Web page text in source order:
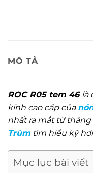
MÔ TẢ
ROC R05 tem 46 là
kính cao cấp của
nhất ra mắt từ
Trùm tìm hiểu kỹ
Mục lục bài viết